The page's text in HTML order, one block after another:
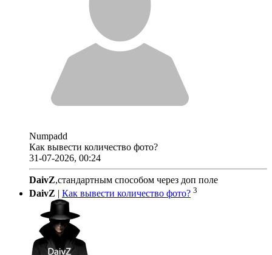
Numpadd
Как вывести количество фото?
31-07-2026, 00:24
DaivZ,стандартным способом через доп поле
DaivZ | Как вывести количество фото? 3